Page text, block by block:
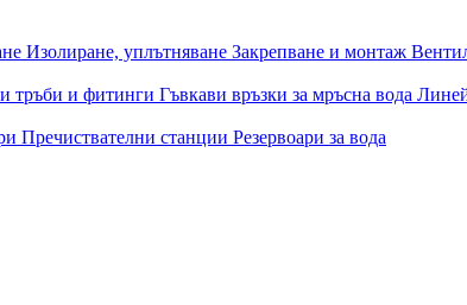
Изолиране, уплътняване Закрепване и монтаж
тръби и фитинги Гъвкави връзки за мръсна вода
Пречиствателни станции Резервоари за вода